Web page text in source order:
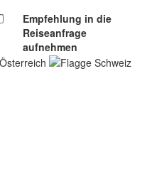
Empfehlung in die
Reiseanfrage
aufnehmen